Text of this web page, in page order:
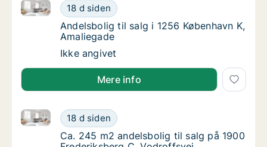
Andelsbolig til salg i 1256 København K,
18 d siden
Andelsbolig til salg i 1256 København K, Amaliegade
Andelsbolig til salg i 1256 København K,
Andelsbolig til salg i 1256 København K,
Amaliegade
Andelsbolig til salg i 1256 København K,
Ikke angivet
Mere info
Ca. 245 m2 andelsbolig til salg på 1900
18 d siden
Ca. 245 m2 andelsbolig til salg på 1900
Ca. 245 m2 andelsbolig til salg på 1900
Ca. 245 m2 andelsbolig til salg på 1900